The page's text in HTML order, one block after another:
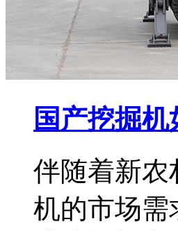
国产挖掘
伴随着新农
机的市场需